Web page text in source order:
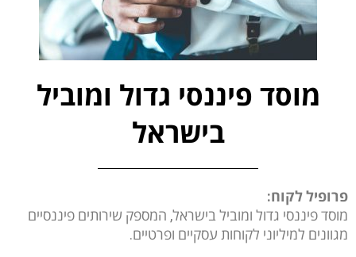
מוסד פיננסי גדול ומוביל
בישראל
פרופיל לקוח:
מוסד פיננסי גדול ומוביל בישראל, המספק שירותים פיננסיים
מגוונים למיליוני לקוחות עסקיים ופרטיים.